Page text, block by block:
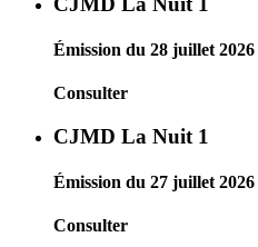
Émission du 28 juillet 2026
Consulter
CJMD La Nuit 1
Émission du 27 juillet 2026
Consulter